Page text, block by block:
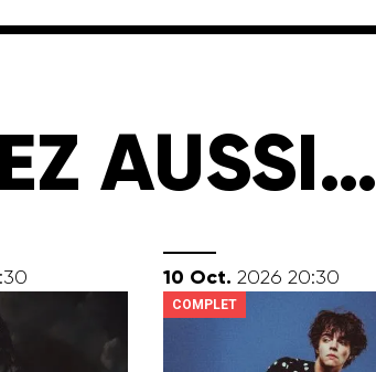
AUSSI…
10 octobre
Oct. 2026 20:30
COMPLET